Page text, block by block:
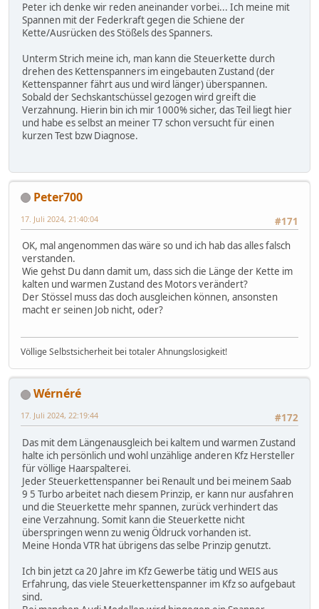
Peter ich denke wir reden aneinander vorbei... Ich meine mit
Spannen mit der Federkraft gegen die Schiene der
Kette/Ausrücken des Stößels des Spanners.
Unterm Strich meine ich, man kann die Steuerkette durch
drehen des Kettenspanners im eingebauten Zustand (der
Kettenspanner fährt aus und wird länger) überspannen.
Sobald der Sechskantschüssel gezogen wird greift die
Verzahnung. Hierin bin ich mir 1000% sicher, das Teil liegt hier
und habe es selbst an meiner T7 schon versucht für einen
kurzen Test bzw Diagnose.
Peter700
#171
17. Juli 2024, 21:40:04
OK, mal angenommen das wäre so und ich hab das alles falsch
verstanden.
Wie gehst Du dann damit um, dass sich die Länge der Kette im
kalten und warmen Zustand des Motors verändert?
Der Stössel muss das doch ausgleichen können, ansonsten
macht er seinen Job nicht, oder?
Völlige Selbstsicherheit bei totaler Ahnungslosigkeit!
Wérnéré
#172
17. Juli 2024, 22:19:44
Das mit dem Längenausgleich bei kaltem und warmen Zustand
halte ich persönlich und wohl unzählige anderen Kfz Hersteller
für völlige Haarspalterei.
Jeder Steuerkettenspanner bei Renault und bei meinem Saab
9 5 Turbo arbeitet nach diesem Prinzip, er kann nur ausfahren
und die Steuerkette mehr spannen, zurück verhindert das
eine Verzahnung. Somit kann die Steuerkette nicht
überspringen wenn zu wenig Öldruck vorhanden ist.
Meine Honda VTR hat übrigens das selbe Prinzip genutzt.
Ich bin jetzt ca 20 Jahre im Kfz Gewerbe tätig und WEIS aus
Erfahrung, das viele Steuerkettenspanner im Kfz so aufgebaut
sind.